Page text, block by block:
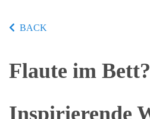
BACK
Flaute im Bett?
Inspirierende